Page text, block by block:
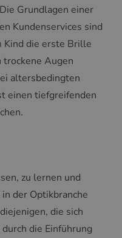
Grundlagen einer
Kundenservices sind
Kind die erste Brille
trockene Augen
altersbedingten
einen tiefgreifenden
zu lernen und
der Optikbranche
die sich
die Einführung